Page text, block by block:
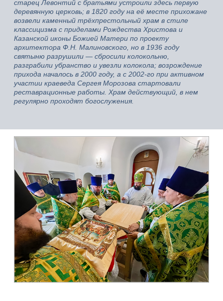
старец Левонтий с братьями устроили здесь первую
деревянную церковь; в 1820 году на её месте прихожане
возвели каменный трёхпрестольный храм в стиле
классицизма с приделами Рождества Христова и
Казанской иконы Божией Матери по проекту
архитектора Ф.Н. Малиновского, но в 1936 году
святыню разрушили — сбросили колокольню,
разграбили убранство и увезли колокола; возрождение
прихода началось в 2000 году, а с 2002‑го при активном
участии краеведа Сергея Морозова стартовали
реставрационные работы. Храм действующий, в нем
регулярно проходят богослужения.